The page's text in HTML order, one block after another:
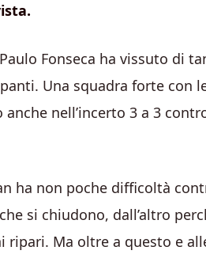
Fonseca ha vissuto di
Una squadra forte con
nell’incerto 3 a 3
ha non poche difficoltà
si chiudono, dall’altro
ripari. Ma oltre a questo e